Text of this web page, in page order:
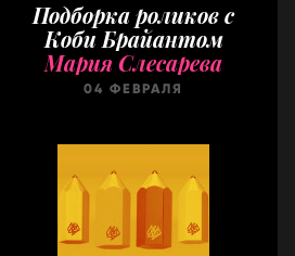
Подборка роликов с
Коби Брайантом
Мария Слесарева
04 ФЕВРАЛЯ